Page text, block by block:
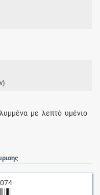
με λεπτό υμένιο